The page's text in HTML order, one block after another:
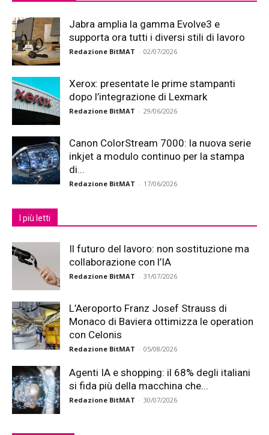
Jabra amplia la gamma Evolve3 e
supporta ora tutti i diversi stili di lavoro
Redazione BitMAT - 02/07/2026
Xerox: presentate le prime stampanti
dopo l’integrazione di Lexmark
Redazione BitMAT - 29/06/2026
Canon ColorStream 7000: la nuova serie
inkjet a modulo continuo per la stampa
di...
Redazione BitMAT - 17/06/2026
I più letti
Il futuro del lavoro: non sostituzione ma
collaborazione con l’IA
Redazione BitMAT - 31/07/2026
L’Aeroporto Franz Josef Strauss di
Monaco di Baviera ottimizza le operation
con Celonis
Redazione BitMAT - 05/08/2026
Agenti IA e shopping: il 68% degli italiani
si fida più della macchina che...
Redazione BitMAT - 30/07/2026